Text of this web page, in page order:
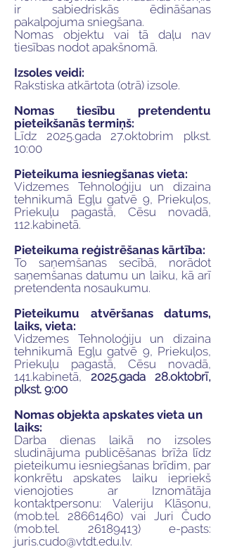
ir sabiedriskās ēdināšanas
pakalpojuma sniegšana.
Nomas objektu vai tā daļu nav
tiesības nodot apakšnomā.
Izsoles veidi:
Rakstiska atkārtota (otrā) izsole.
Nomas tiesību pretendentu
pieteikšanās termiņš:
Līdz 2025.gada 27.oktobrim plkst.
10:00
Pieteikuma iesniegšanas vieta:
Vidzemes Tehnoloģiju un dizaina
tehnikumā Egļu gatvē 9, Priekuļos,
Priekuļu pagastā, Cēsu novadā,
112.kabinetā.
Pieteikuma reģistrēšanas kārtība:
To saņemšanas secībā, norādot
saņemšanas datumu un laiku, kā arī
pretendenta nosaukumu.
Pieteikumu atvēršanas datums,
laiks, vieta:
Vidzemes Tehnoloģiju un dizaina
tehnikumā Egļu gatvē 9, Priekuļos,
Priekuļu pagastā, Cēsu novadā,
141.kabinetā, 2025.gada 28.oktobrī,
plkst. 9:00
Nomas objekta apskates vieta un
laiks:
Darba dienas laikā no izsoles
sludinājuma publicēšanas brīža līdz
pieteikumu iesniegšanas brīdim, par
konkrētu apskates laiku iepriekš
vienojoties ar Iznomātāja
kontaktpersonu: Valeriju Klāsonu,
(mob.tel. 28661460) vai Juri Čudo
(mob.tel. 26189413) e-pasts:
juris.cudo@vtdt.edu.lv.